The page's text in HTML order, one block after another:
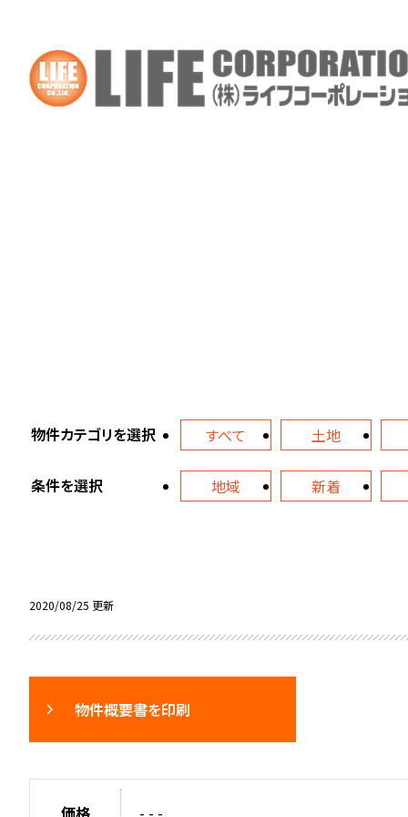
物件カテゴリを選択 すべて 土地
条件を選択 地域 新着
2020/08/25 更新
物件概要書を印刷
価格 - - -